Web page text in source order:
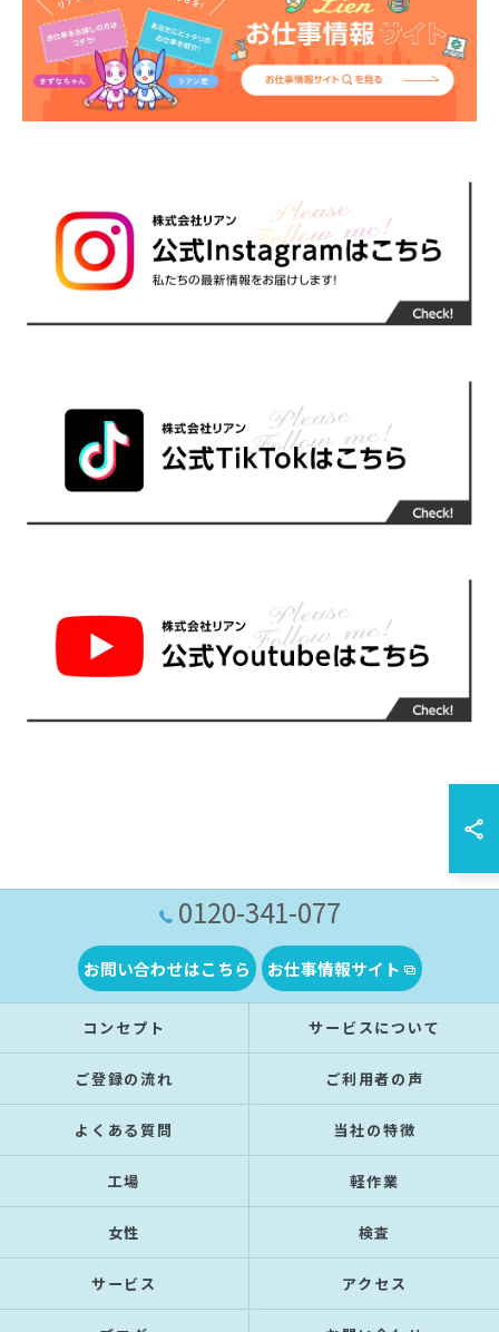
0120-341-077
お問い合わせはこちら お仕事情報サイト
コンセプト サービスについて
ご登録の流れ ご利用者の声
よくある質問 当社の特徴
工場 軽作業
女性 検査
サービス アクセス